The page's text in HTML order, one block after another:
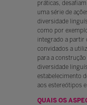
práticas,
uma série de
diversidade
como por
integrado a partir
convidados a
para a
diversidade
estabelecimento
aos estereótipos
QUAIS OS